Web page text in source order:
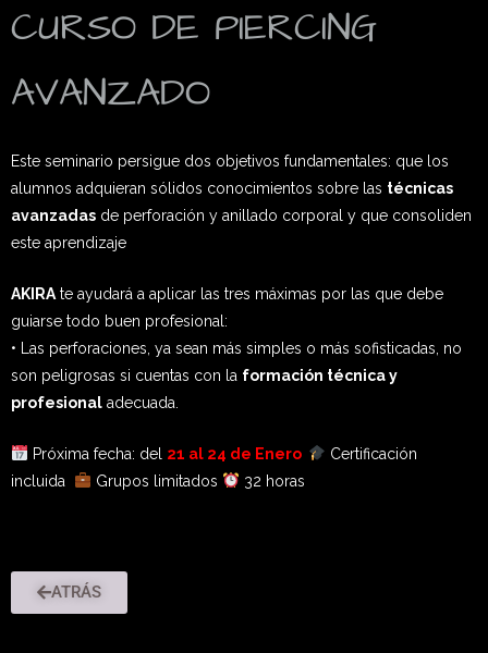
CURSO DE PIERCING
AVANZADO
Este seminario persigue dos objetivos fundamentales: que los
alumnos adquieran sólidos conocimientos sobre las técnicas
avanzadas de perforación y anillado corporal y que consoliden
este aprendizaje
AKIRA te ayudará a aplicar las tres máximas por las que debe
guiarse todo buen profesional:
• Las perforaciones, ya sean más simples o más sofisticadas, no
son peligrosas si cuentas con la formación técnica y
profesional adecuada.
Próxima fecha: del 21 al 24 de Enero
Certificación
incluida
Grupos limitados 32 horas
ATRÁS